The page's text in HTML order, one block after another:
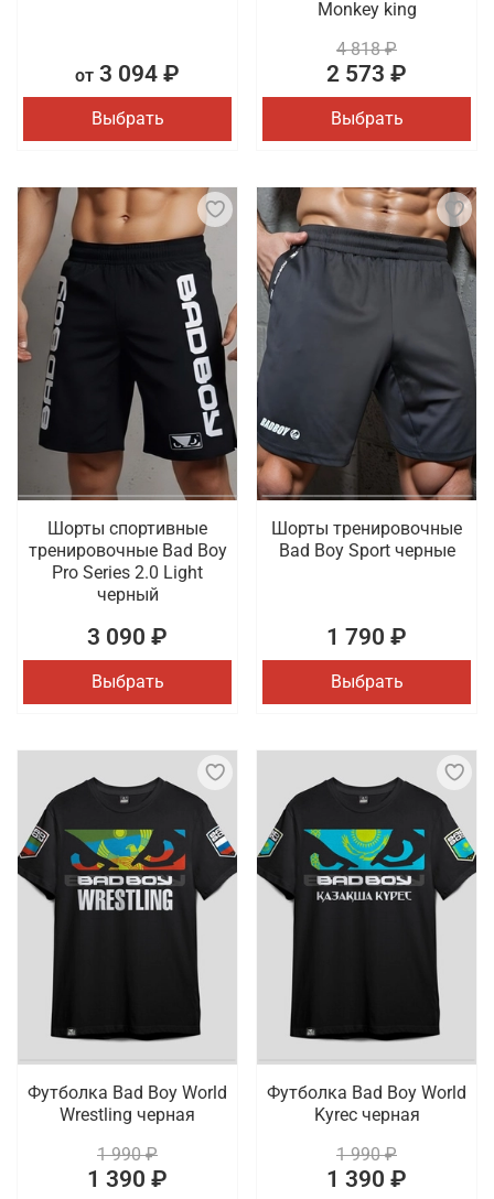
от 3 094 ₽
Выбрать
Monkey king
4 818 ₽
2 573 ₽
Выбрать
Шорты спортивные
тренировочные Bad Boy
Pro Series 2.0 Light
черный
3 090 ₽
Выбрать
Шорты тренировочные
Bad Boy Sport черные
1 790 ₽
Выбрать
Футболка Bad Boy World
Wrestling черная
1 990 ₽
1 390 ₽
Футболка Bad Boy World
Kyrec черная
1 990 ₽
1 390 ₽